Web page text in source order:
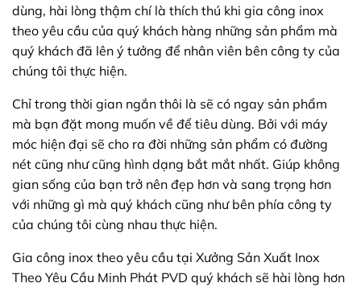
dùng, hài lòng thậm chí là thích thú khi gia công inox
theo yêu cầu của quý khách hàng những sản phẩm mà
quý khách đã lên ý tưởng để nhân viên bên công ty của
chúng tôi thực hiện.
Chỉ trong thời gian ngắn thôi là sẽ có ngay sản phẩm
mà bạn đặt mong muốn về để tiêu dùng. Bởi với máy
móc hiện đại sẽ cho ra đời những sản phẩm có đường
nét cũng như cũng hình dạng bắt mắt nhất. Giúp không
gian sống của bạn trở nên đẹp hơn và sang trọng hơn
với những gì mà quý khách cũng như bên phía công ty
của chúng tôi cùng nhau thực hiện.
Gia công inox theo yêu cầu tại Xưởng Sản Xuất Inox
Theo Yêu Cầu Minh Phát PVD quý khách sẽ hài lòng hơn